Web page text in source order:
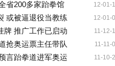
12-01-
省200多家跆拳馆
12-01-
或被逼退役当教练
11-12-
牌 推广工作已启动
11-11-
抢奥运票主任带队
11-10-
言跆拳道进军奥运